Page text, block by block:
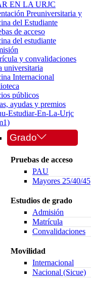
EN LA URJC
Preuniversitaria y
del Estudiante
de acceso
del estudiante
y convalidaciones
universitaria
Internacional
públicos
ayudas y premios
Estudiar-En-La-Urjc
Grado
Pruebas de acceso
PAU
Mayores 25/40/45
Estudios de grado
Admisión
Matrícula
Convalidaciones
Movilidad
Internacional
Nacional (Sicue)